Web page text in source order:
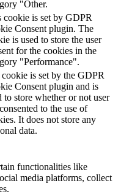
"Other.
cookie is set by GDPR
Consent plugin. The
is used to store the user
for the cookies in the
"Performance".
is set by the GDPR
Consent plugin and is
to store whether or not user
to the use of
It does not store any
data.
functionalities like
media platforms, collect